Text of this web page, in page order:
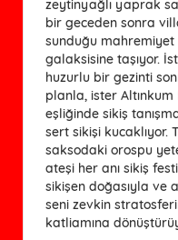
zeytinyağlı yaprak
bir geceden sonra
sunduğu
galaksisine taşıyor.
huzurlu bir gezinti
planla, ister Altınkum
eşliğinde sikiş
sert sikişi kucaklıyor.
saksodaki orospu
ateşi her anı sikiş
sikişen doğasıyla ve
seni zevkin
katliamına